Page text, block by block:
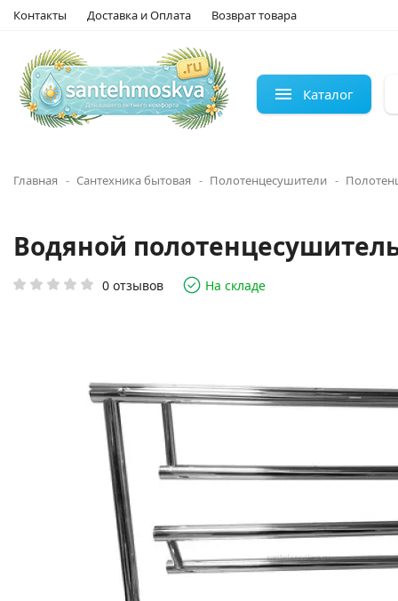
Контакты Доставка и Оплата Возврат товара
Каталог
Главная Сантехника бытовая Полотенцесушители
Водяной
0 отзывов На складе